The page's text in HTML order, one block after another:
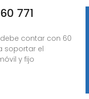
771
contar con 60
soportar el
y fijo